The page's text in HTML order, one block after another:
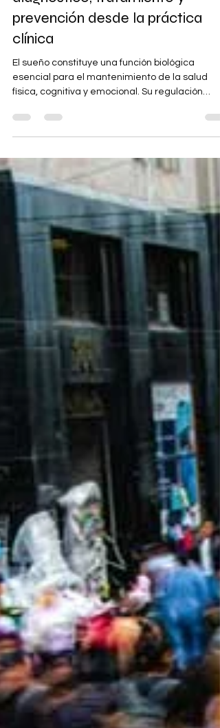
Trastornos del sueño:
diagnóstico, tratamiento y
prevención desde la práctica
clínica
esencial para el mantenimiento de la salud
física, cognitiva y emocional. Su regulación
mecanismos neurofisiológicos que coordinan
ciclos de vigilia y descanso. Las alteraciones
sueño representan actualmente uno de los
problemas de salud más frecuentes en la
población general y se asocian a un importante
deterioro funcional, incremento de
comorbilidades médicas y riesgo de trastorn